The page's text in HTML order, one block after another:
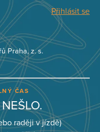
Přihlásit se
Praha, z. s.
ČAS
raději v jízdě)